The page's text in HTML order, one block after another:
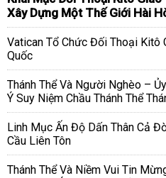
Xây Dựng Một Thế Giới Hài
Vatican Tổ Chức Đối Thoại Kitô
Quốc
Thánh Thể Và Người Nghèo –
Ý Suy Niệm Chầu Thánh Thể
Linh Mục Ấn Độ Dấn Thân Cả
Cầu Liên Tôn
Thánh Thể Và Niềm Vui Tin